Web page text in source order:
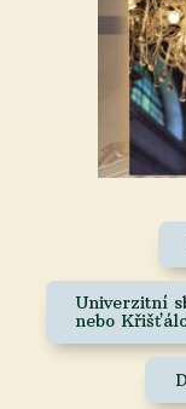
Univerzitní
nebo